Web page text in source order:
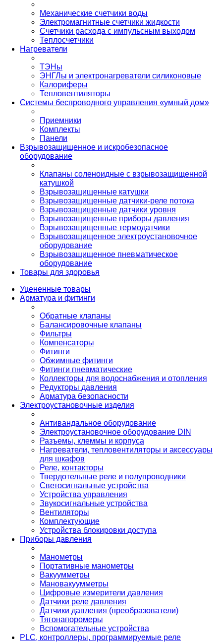
Механические счетчики воды
Электромагнитные счетчики жидкости
Счетчики расхода с импульсным выходом
Теплосчетчики
Нагреватели
ТЭНы
ЭНГЛы и электронагреватели силиконовые
Калориферы
Тепловентиляторы
Системы беспроводного управления «умный дом»
Приемники
Комплекты
Панели
Взрывозащищенное и искробезопасное
оборудование
Клапаны соленоидные с взрывозащищенной
катушкой
Взрывозащищенные катушки
Взрывозащищенные датчики-реле потока
Взрывозащищенные датчики уровня
Взрывозащищенные приборы давления
Взрывозащищенные термодатчики
Взрывозащищенное электроустановочное
оборудование
Взрывозащищенное пневматическое
оборудование
Товары для здоровья
Уцененные товары
Арматура и фитинги
Обратные клапаны
Балансировочные клапаны
Фильтры
Компенсаторы
Фитинги
Обжимные фитинги
Фитинги пневматические
Коллекторы для водоснабжения и отопления
Редукторы давления
Арматура безопасности
Электроустановочные изделия
Антивандальное оборудование
Электроустановочное оборудование DIN
Разъемы, клеммы и корпуса
Нагреватели, тепловентиляторы и аксессуары
для шкафов
Реле, контакторы
Твердотельные реле и полупроводники
Светосигнальные устройства
Устройства управления
Звукосигнальные устройства
Вентиляторы
Комплектующие
Устройства блокировки доступа
Приборы давления
Манометры
Портативные манометры
Вакуумметры
Мановакуумметры
Цифровые измерители давления
Датчики реле давления
Датчики давления (преобразователи)
Тягонапоромеры
Вспомогательные устройства
PLС, контроллеры, программируемые реле